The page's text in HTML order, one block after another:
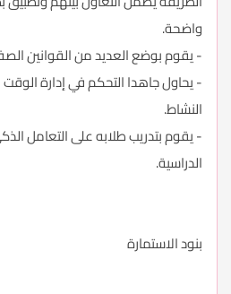
واضحة.
- يقوم بوضع العديد من القوانين
- يحاول جاهدا التحكم في إدارة
النشاط.
- يقوم بتدريب طلابه على التعامل
الدراسية.
بنود الاستمارة